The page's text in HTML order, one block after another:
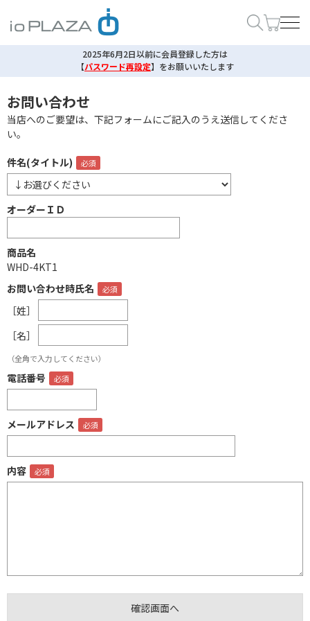
2025年6月2日以前に会員登録した方は
【パスワード再設定】 をお願いいたします
お問い合わせ
当店へのご要望は、下記フォームにご記入のうえ送信してくださ
い。
件名(タイトル)
オーダーＩＤ
商品名
WHD-4KT1
お問い合わせ時氏名
［姓］
［名］
（全角で入力してください）
電話番号
メールアドレス
内容